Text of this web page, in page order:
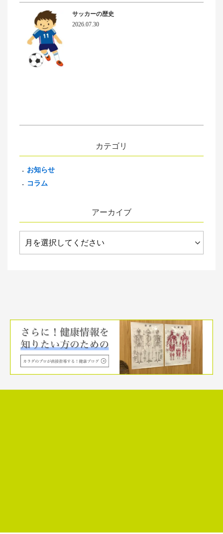
サッカーの歴史
2026.07.30
カテゴリ
お知らせ
コラム
アーカイブ